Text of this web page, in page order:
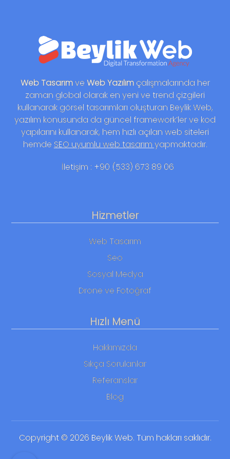
Web Tasarımve Web Yazılımçalışmalarında her
zaman global olarak en yeni ve trend çizgileri
kullanarak görsel tasarımları oluşturan Beylik Web,
yazılım konusunda da güncel framework’ler ve kod
yapılarını kullanarak, hem hızlı açılan web siteleri
hemde SEO uyumlu web tasarım yapmaktadır.
İletişim : +90 (533) 673 89 06
Hizmetler
Web Tasarım
Seo
Sosyal Medya
Drone ve Fotoğraf
Hızlı Menü
Hakkımızda
Sıkça Sorulanlar
Referanslar
Blog
Copyright © 2026 Beylik Web. Tüm hakları saklıdır.